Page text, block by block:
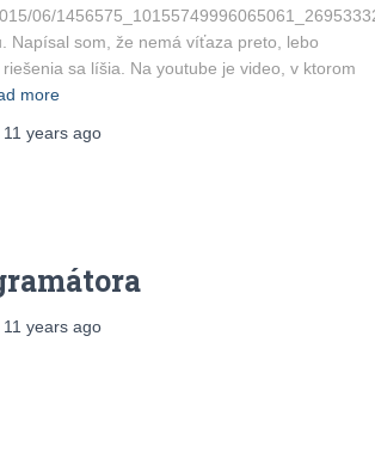
06/
Napísal som, že nemá víťaza preto, lebo
sa líšia. Na youtube je video, v ktorom
more
11 years ago
11 years ago